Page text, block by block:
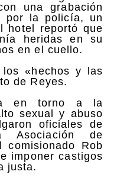
una grabación
por la policía, un
hotel reportó que
heridas en su
en el cuello.
los «hechos y las
de Reyes.
en torno a la
sexual y abuso
oficiales de
de
comisionado Rob
imponer castigos
justa.